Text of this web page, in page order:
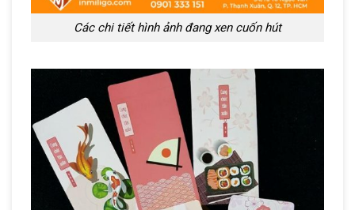
Các chi tiết hình ảnh đang xen cuốn hút